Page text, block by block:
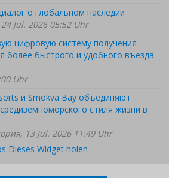
о глобальном наследии
Jul. 2026 05:52 Uhr
цифровую систему получения
более быстрого и удобного въезда
Uhr
и Smokva Bay объединяют
стиля жизни в
13 Jul. 2026 11:49 Uhr
Dieses Widget holen